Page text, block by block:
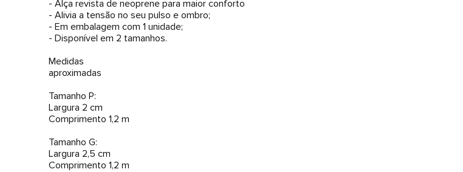
- Alça revista de neoprene para maior conforto
- Alivia a tensão no seu pulso e ombro;
- Em embalagem com 1 unidade;
- Disponível em 2 tamanhos.
Medidas
aproximadas
Tamanho P:
Largura 2 cm
Comprimento 1,2 m
Tamanho G:
Largura 2,5 cm
Comprimento 1,2 m